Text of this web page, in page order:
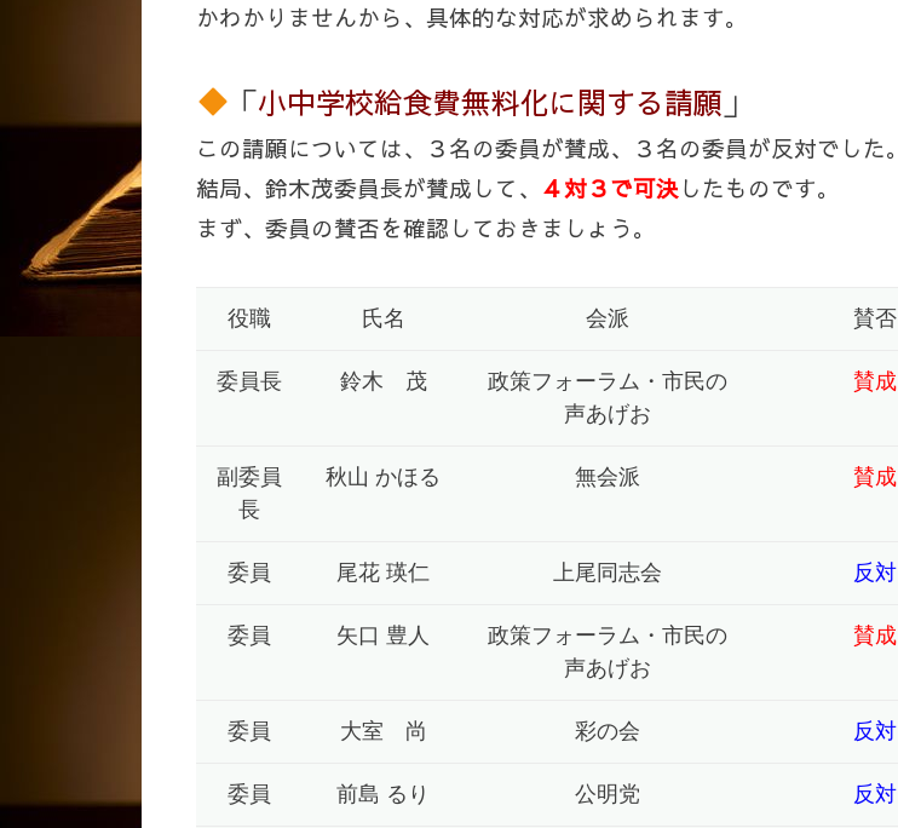
かわかりませんから、具体的な対応が求められます。
「小中学校給食費無料化に関する請願 」
この請願については、３名の委員が賛成、３名の委員が反対でした。
結局、鈴木茂委員長が賛成して、 ４対３で可決したものです。
まず、委員の賛否を確認しておきましょう。
役職 氏名 会派 賛否
委員長 鈴木 茂
政策フォーラム・市民の
声あげお
賛成
副委員
長
秋山 かほる 無会派 賛成
委員 尾花 瑛仁 上尾同志会 反対
委員 矢口 豊人
政策フォーラム・市民の
声あげお
賛成
委員 大室 尚 彩の会 反対
委員 前島 るり 公明党 反対